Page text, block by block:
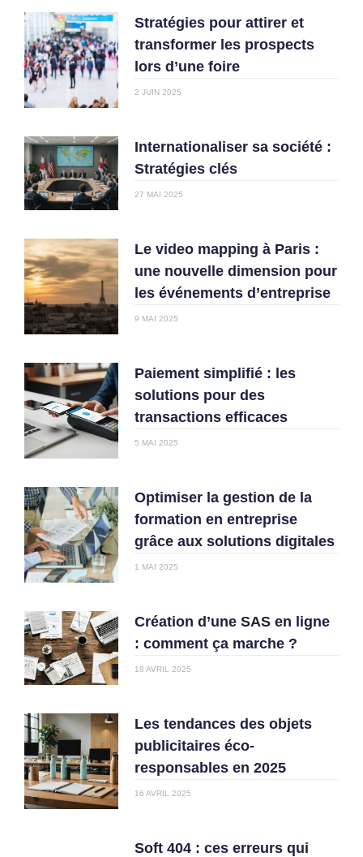
Stratégies pour attirer et
transformer les prospects
lors d’une foire
2 JUIN 2025
Internationaliser sa société :
Stratégies clés
27 MAI 2025
Le video mapping à Paris :
une nouvelle dimension pour
les événements d’entreprise
9 MAI 2025
Paiement simplifié : les
solutions pour des
transactions efficaces
5 MAI 2025
Optimiser la gestion de la
formation en entreprise
grâce aux solutions digitales
1 MAI 2025
Création d’une SAS en ligne
: comment ça marche ?
18 AVRIL 2025
Les tendances des objets
publicitaires éco-
responsables en 2025
16 AVRIL 2025
Soft 404 : ces erreurs qui